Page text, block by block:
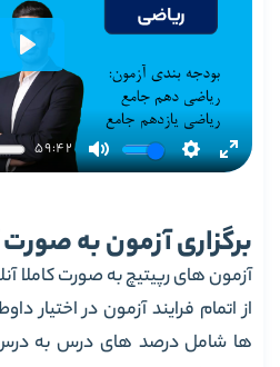
برگزاری آزمون به صورت
آزمون های رپیتیچ به صورت کاملا
از اتمام فرایند آزمون در اختیار
ها شامل درصد های درس به درس